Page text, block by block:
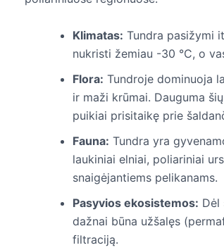
Klimatas: Tundra pasižymi
nukristi žemiau -30 °C, o
Flora: Tundroje dominuoja
ir maži krūmai. Dauguma
puikiai prisitaikę prie
Fauna: Tundra yra
laukiniai elniai, poliariniai
snaigėjantiems pelikanams.
Pasyvios ekosistemos: Dėl
dažnai būna užšalęs
filtraciją.